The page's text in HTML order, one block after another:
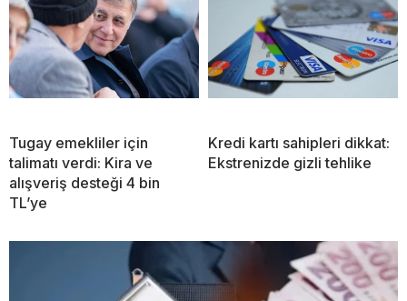
Tugay emekliler için
talimatı verdi: Kira ve
alışveriş desteği 4 bin
TL’ye
Kredi kartı sahipleri dikkat:
Ekstrenizde gizli tehlike